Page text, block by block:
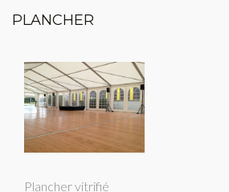
PLANCHER
Plancher vitrifié